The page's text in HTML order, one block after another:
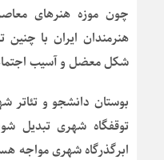
چون موزه هنرهای
هنرمندان ایران با چنین
شکل معضل و آسیب
بوستان دانشجو و تئاتر
توقفگاه شهری تبدیل
ابرگذرگاه شهری مواجه